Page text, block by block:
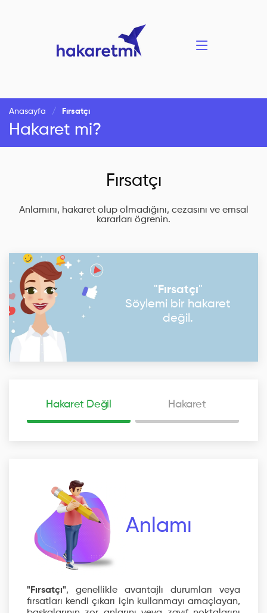
Anasayfa Fırsatçı
Hakaret mi?
Fırsatçı
Anlamını, hakaret olup olmadığını, cezasını ve emsal
kararları ögrenin.
"Fırsatçı"
Söylemi bir hakaret
değil.
Hakaret Değil Hakaret
Anlamı
"Fırsatçı", genellikle avantajlı durumları veya
fırsatları kendi çıkarı için kullanmayı amaçlayan,